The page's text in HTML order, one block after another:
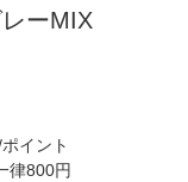
ーMIX
イント
律800円